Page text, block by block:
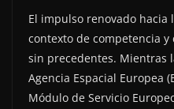
El impulso renovado hacia
contexto de competencia
sin precedentes. Mientras
Agencia Espacial Europea
Módulo de Servicio